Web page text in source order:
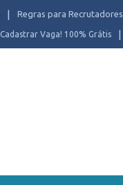
Regras para Recrutadores
Cadastrar Vaga! 100% Grátis